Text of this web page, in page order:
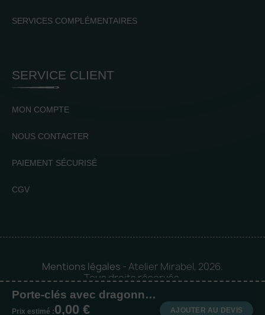
Porte-clés avec dragonne Boutique
Prix estimé :0,00 € AJOUTER AU DEVIS
SERVICES COMPLÉMENTAIRES
SERVICE CLIENT
MON COMPTE
NOUS CONTACTER
PAIEMENT SÉCURISÉ
CGV
Mentions légales - Atelier Mirabel, 2026.
Tous droits réservés.
Mise en orbite 🪐 byLogia |
Agence web et communication